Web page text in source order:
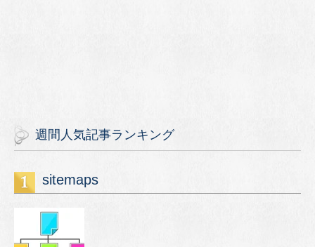
週間人気記事ランキング
sitemaps